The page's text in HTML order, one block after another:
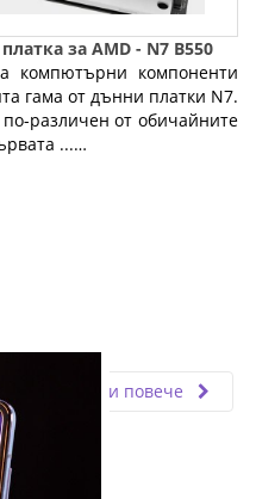
за AMD - N7 B550
компютърни компоненти
гама от дънни платки N7.
различен от обичайните
...…
Прочети повече